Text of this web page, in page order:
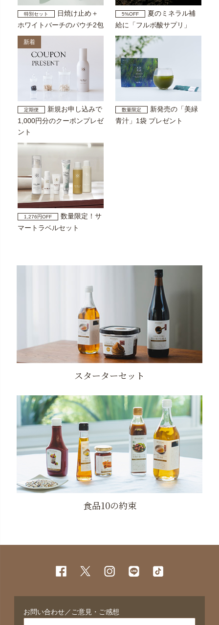
特別セット
日焼け止め＋
ホワイトバーチのパウチ2包
5%OFF
夏のミネラル補
給に「フルボ酸サプリ」
新着
定期便
新規お申し込みで
1,000円分のクーポンプレゼ
ント
数量限定
新発売の「美緑
青汁」1袋 プレゼント
1,276円OFF
数量限定！サ
マートラベルセット
スターターセット
食品10の約束
お問い合わせ／ご意見・ご感想